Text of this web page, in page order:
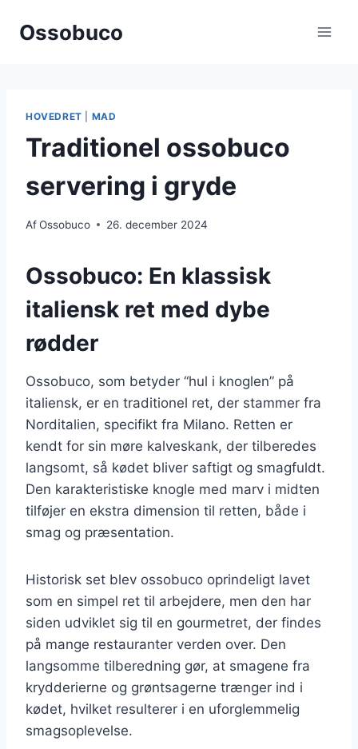
Ossobuco
HOVEDRET MAD
Traditionel ossobuco
servering i gryde
AfOssobuco 26. december 2024
Ossobuco: En klassisk
italiensk ret med dybe
rødder
Ossobuco, som betyder “hul i knoglen” på
italiensk, er en traditionel ret, der stammer fra
Norditalien, specifikt fra Milano. Retten er
kendt for sin møre kalveskank, der tilberedes
langsomt, så kødet bliver saftigt og smagfuldt.
Den karakteristiske knogle med marv i midten
tilføjer en ekstra dimension til retten, både i
smag og præsentation.
Historisk set blev ossobuco oprindeligt lavet
som en simpel ret til arbejdere, men den har
siden udviklet sig til en gourmetret, der findes
på mange restauranter verden over. Den
langsomme tilberedning gør, at smagene fra
krydderierne og grøntsagerne trænger ind i
kødet, hvilket resulterer i en uforglemmelig
smagsoplevelse.